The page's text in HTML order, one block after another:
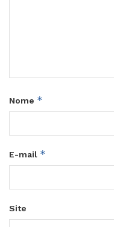
Nome *
E-mail *
Site